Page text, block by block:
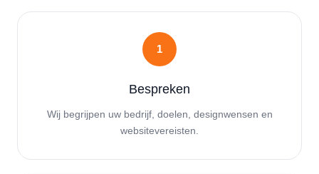
1
Bespreken
Wij begrijpen uw bedrijf, doelen, designwensen en
websitevereisten.